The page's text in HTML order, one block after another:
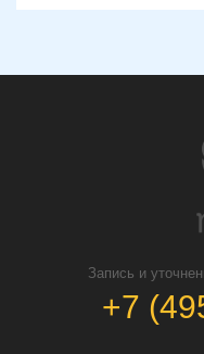
Запись и
+7